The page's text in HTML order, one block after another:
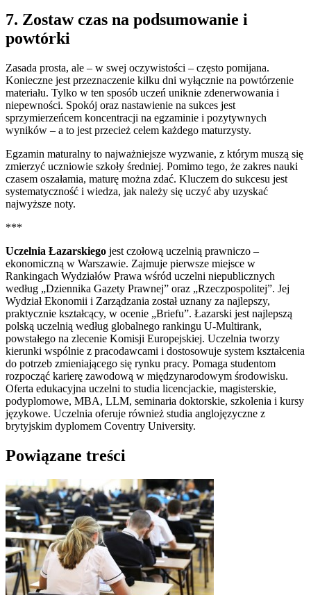
7. Zostaw czas na podsumowanie i
powtórki
Zasada prosta, ale – w swej oczywistości – często pomijana.
Konieczne jest przeznaczenie kilku dni wyłącznie na powtórzenie
materiału. Tylko w ten sposób uczeń uniknie zdenerwowania i
niepewności. Spokój oraz nastawienie na sukces jest
sprzymierzeńcem koncentracji na egzaminie i pozytywnych
wyników – a to jest przecież celem każdego maturzysty.
Egzamin maturalny to najważniejsze wyzwanie, z którym muszą się
zmierzyć uczniowie szkoły średniej. Pomimo tego, że zakres nauki
czasem oszałamia, maturę można zdać. Kluczem do sukcesu jest
systematyczność i wiedza, jak należy się uczyć aby uzyskać
najwyższe noty.
***
Uczelnia Łazarskiego jest czołową uczelnią prawniczo –
ekonomiczną w Warszawie. Zajmuje pierwsze miejsce w
Rankingach Wydziałów Prawa wśród uczelni niepublicznych
według „Dziennika Gazety Prawnej” oraz „Rzeczpospolitej”. Jej
Wydział Ekonomii i Zarządzania został uznany za najlepszy,
praktycznie kształcący, w ocenie „Briefu”. Łazarski jest najlepszą
polską uczelnią według globalnego rankingu U-Multirank,
powstałego na zlecenie Komisji Europejskiej. Uczelnia tworzy
kierunki wspólnie z pracodawcami i dostosowuje system kształcenia
do potrzeb zmieniającego się rynku pracy. Pomaga studentom
rozpocząć karierę zawodową w międzynarodowym środowisku.
Oferta edukacyjna uczelni to studia licencjackie, magisterskie,
podyplomowe, MBA, LLM, seminaria doktorskie, szkolenia i kursy
językowe. Uczelnia oferuje również studia anglojęzyczne z
brytyjskim dyplomem Coventry University.
Powiązane treści